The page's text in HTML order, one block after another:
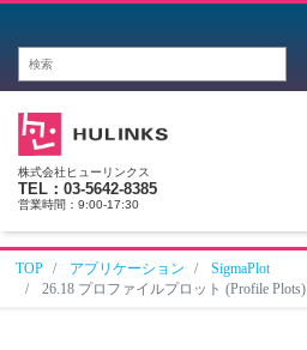
株式会社ヒューリンクス
TEL：03-5642-8385
営業時間：9:00-17:30
TOP アプリケーション
SigmaPlot
26.18 プロファイルプロット (Profile Plots)